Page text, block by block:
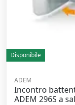
Disponibile
ADEM
Incontro
ADEM 296S a